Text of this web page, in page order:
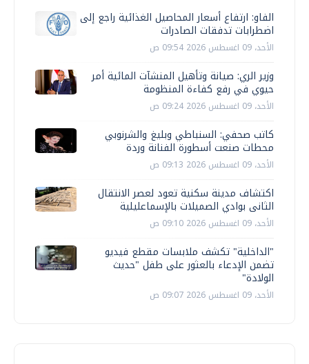
الفاو: ارتفاع أسعار المحاصيل الغذائية راجع إلى
اضطرابات تدفقات الصادرات
الأحد، 09 اغسطس 2026 09:54 ص
وزير الري: صيانة وتأهيل المنشآت المائية أمر
حيوي في رفع كفاءة المنظومة
الأحد، 09 اغسطس 2026 09:24 ص
كاتب صحفي: السنباطي وبليغ والشرنوبي
محطات صنعت أسطورة الفنانة وردة
الأحد، 09 اغسطس 2026 09:13 ص
اكتشاف مدينة سكنية تعود لعصر الانتقال
الثانى بوادي الصميلات بالإسماعليلية
الأحد، 09 اغسطس 2026 09:10 ص
"الداخلية" تكشف ملابسات مقطع فيديو
تضمن الإدعاء بالعثور على طفل "حديث
الولادة"
الأحد، 09 اغسطس 2026 09:07 ص